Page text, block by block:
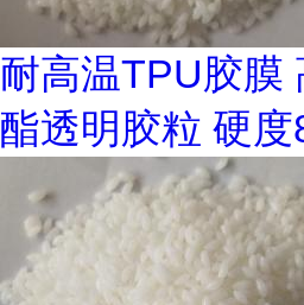
耐高温TPU胶膜
酯透明胶粒 硬度